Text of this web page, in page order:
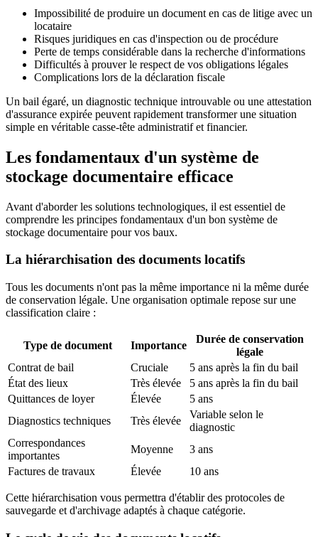
Impossibilité de produire un document en cas de litige avec un
locataire
Risques juridiques en cas d'inspection ou de procédure
Perte de temps considérable dans la recherche d'informations
Difficultés à prouver le respect de vos obligations légales
Complications lors de la déclaration fiscale
Un bail égaré, un diagnostic technique introuvable ou une attestation
d'assurance expirée peuvent rapidement transformer une situation
simple en véritable casse-tête administratif et financier.
Les fondamentaux d'un système de
stockage documentaire efficace
Avant d'aborder les solutions technologiques, il est essentiel de
comprendre les principes fondamentaux d'un bon système de
stockage documentaire pour vos baux.
La hiérarchisation des documents locatifs
Tous les documents n'ont pas la même importance ni la même durée
de conservation légale. Une organisation optimale repose sur une
classification claire :
Type de document Importance
Durée de conservation
légale
Contrat de bail
Cruciale
5 ans après la fin du bail
État des lieux
Très élevée
5 ans après la fin du bail
Quittances de loyer
Élevée
5 ans
Diagnostics techniques
Très élevée
Variable selon le
diagnostic
Correspondances
importantes
Moyenne
3 ans
Factures de travaux
Élevée 10 ans
Cette hiérarchisation vous permettra d'établir des protocoles de
sauvegarde et d'archivage adaptés à chaque catégorie.